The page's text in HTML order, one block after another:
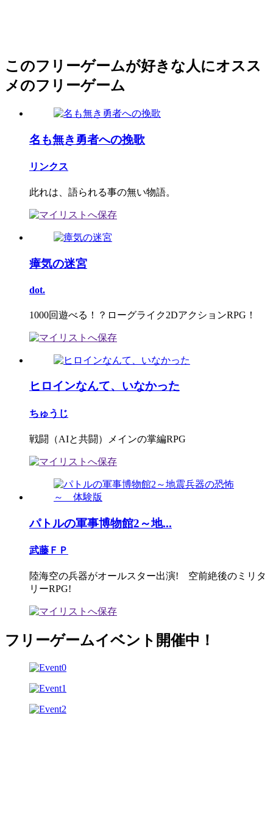
このフリーゲームが好きな人にオスス
メのフリーゲーム
名も無き勇者への挽歌
リンクス
此れは、語られる事の無い物語。
瘴気の迷宮
dot.
1000回遊べる！？ローグライク2DアクションRPG！
ヒロインなんて、いなかった
ちゅうじ
戦闘（AIと共闘）メインの掌編RPG
パトルの軍事博物館2～地...
武藤ＦＰ
陸海空の兵器がオールスター出演! 空前絶後のミリタ
リーRPG!
フリーゲームイベント開催中！